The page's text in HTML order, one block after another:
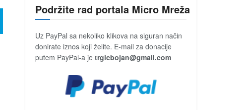
Podržite rad portala Micro Mreža
Uz PayPal sa nekoliko klikova na siguran način
donirate iznos koji želite. E-mail za donacije
putem PayPal-a je trgicbojan@gmail.com